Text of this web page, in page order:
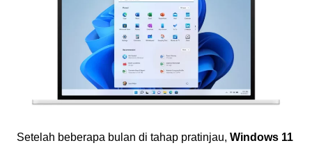
Setelah beberapa bulan di tahap pratinjau, Windows 11